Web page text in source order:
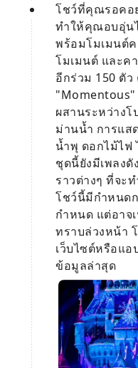
โชว์ที่คุณรอคอ
ทำให้คุณอบอุ่น
พร้อมโมเมนต์
โมเมนต์ และค
อีกร่วม 150 ตั
ผสานระหว่าง
ม่านน้ำ การแส
น้ำพุ ดอกไม้ไฟ
ชุดนี้ยังมีเพลงดั
ราวต่างๆ ที่จะ
โชว์นี้มีกำหนด
กำหนด แต่อาจ
ทราบล่วงหน้า
เว็บไซต์หรือแ
ข้อมูลล่าสุด